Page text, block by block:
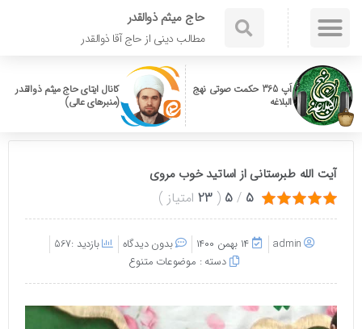
حاج میثم ذوالقدر
مطالب دینی از حاج آقا ذوالقدر
اَپ 365 حکمت صوتی نهج
البلاغه
کانال ایتای حاج میثم ذوالقدر
(منبرهای عالی)
آیت الله طبرستانی از اساتید خوب مروی
5
/
5
(
23 امتیاز)
admin ۱۴ بهمن ۱۴۰۰ بدون دیدگاه
بازدید :567
دسته :موضوعات متنوع